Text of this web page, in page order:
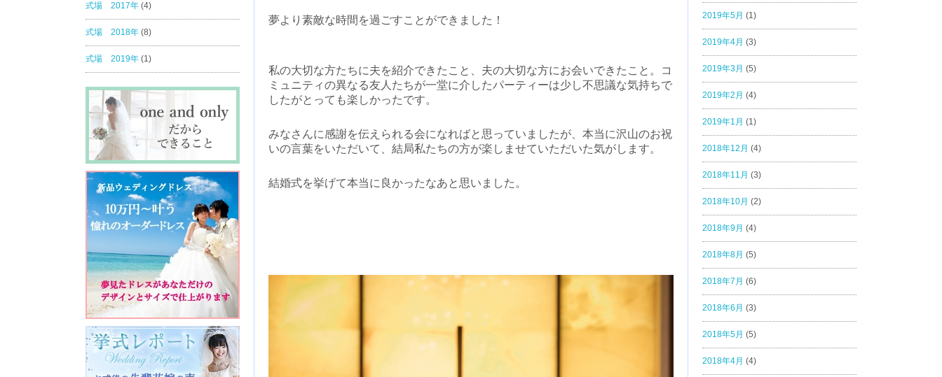
式場 2017年 (4)
式場 2018年 (8)
式場 2019年 (1)
夢より素敵な時間を過ごすことができました！
私の大切な方たちに夫を紹介できたこと、夫の大切な方にお会いできたこと。コ
ミュニティの異なる友人たちが一堂に介したパーティーは少し不思議な気持ちで
したがとっても楽しかったです。
みなさんに感謝を伝えられる会になればと思っていましたが、本当に沢山のお祝
いの言葉をいただいて、結局私たちの方が楽しませていただいた気がします。
結婚式を挙げて本当に良かったなあと思いました。
2019年5月 (1)
2019年4月 (3)
2019年3月 (5)
2019年2月 (4)
2019年1月 (1)
2018年12月 (4)
2018年11月 (3)
2018年10月 (2)
2018年9月 (4)
2018年8月 (5)
2018年7月 (6)
2018年6月 (3)
2018年5月 (5)
2018年4月 (4)